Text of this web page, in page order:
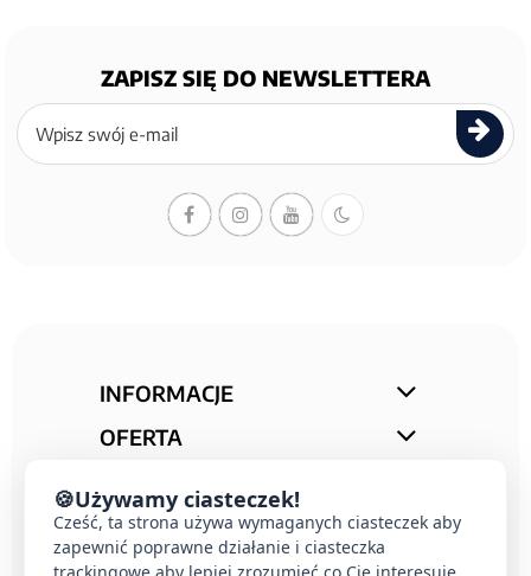
ZAPISZ SIĘ DO NEWSLETTERA
Zapisz
się
newslettera
INFORMACJE
OFERTA
KONTAKT
🍪Używamy ciasteczek!
Cześć, ta strona używa wymaganych ciasteczek aby
zapewnić poprawne działanie i ciasteczka